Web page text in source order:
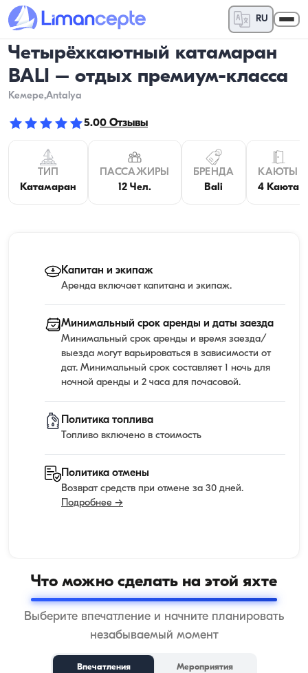
RU
Четырёхкаютный катамаран
BALI – отдых премиум-класса
Кемере,Antalya
5.00 Отзывы
ТИП
Катамаран
ПАССАЖИРЫ
12 Чел.
БРЕНДА
Bali
КАЮТЫ
4 Каюта
Капитан и экипаж
Аренда включает капитана и экипаж.
Минимальный срок аренды и даты заезда
Минимальный срок аренды и время заезда/
выезда могут варьироваться в зависимости от
дат. Минимальный срок составляет 1 ночь для
ночной аренды и 2 часа для почасовой.
Политика топлива
Топливо включено в стоимость
Политика отмены
Возврат средств при отмене за 30 дней.
Подробнее →
Что можно сделать на этой яхте
Выберите впечатление и начните планировать
незабываемый момент
Впечатления Мероприятия